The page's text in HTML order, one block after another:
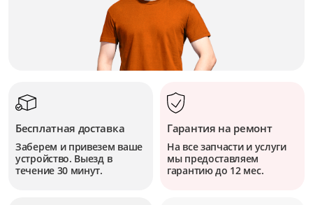
Бесплатная доставка
Заберем и привезем ваше
устройство. Выезд в
течение 30 минут.
Гарантия на ремонт
На все запчасти и услуги
мы предоставляем
гарантию до 12 мес.